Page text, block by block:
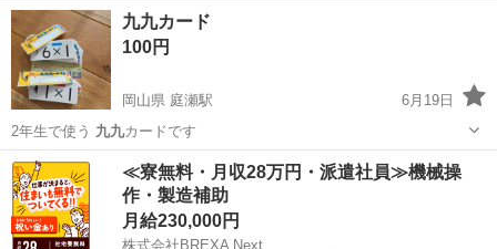
宮崎 宮崎市 キッズ用品
九九カード
100円
岡山県 庭瀬駅
6月19日
2年生で使う 九九カードです
岡山 岡山市 庭瀬駅 その他 九九
≪寮無料・月収28万円・派遣社員≫機械操
作・製造補助
月給230,000円
株式会社BREXA Next